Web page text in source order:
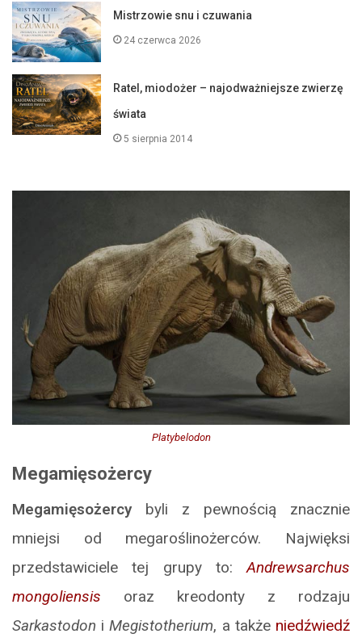
Mistrzowie snu i czuwania
24 czerwca 2026
Ratel, miodożer – najodważniejsze zwierzę
świata
5 sierpnia 2014
Platybelodon
Megamięsożercy
Megamięsożercybyli z pewnością znacznie
mniejsi od megaroślinożerców. Najwięksi
przedstawiciele tej grupy to: Andrewsarchus
mongoliensis oraz kreodonty z rodzaju
Sarkastodon iMegistotherium, a także niedźwiedź